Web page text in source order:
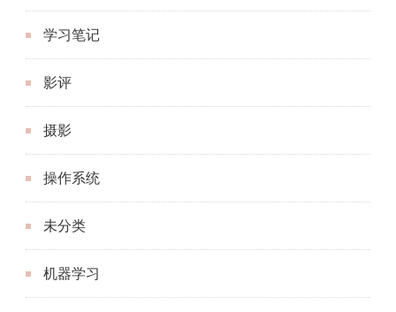
学习笔记
影评
摄影
操作系统
未分类
机器学习